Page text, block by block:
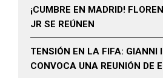
¡CUMBRE EN MADRID!
JR SE REÚNEN
TENSIÓN EN LA FIFA: GIANNI
CONVOCA UNA REUNIÓN DE